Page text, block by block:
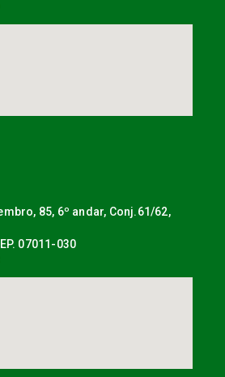
85, 6º andar, Conj.61/62,
07011-030